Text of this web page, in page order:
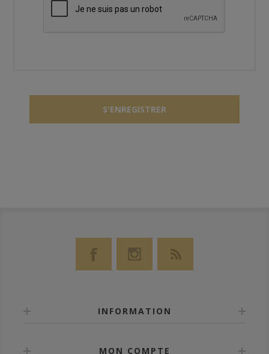
INFORMATION
MON COMPTE